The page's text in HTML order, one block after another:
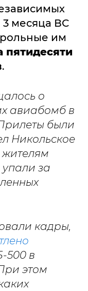
месяца ВС
им
пятидесяти
.
о
авиабомб в
были
Никольское
за
кадры,
500 в
этом